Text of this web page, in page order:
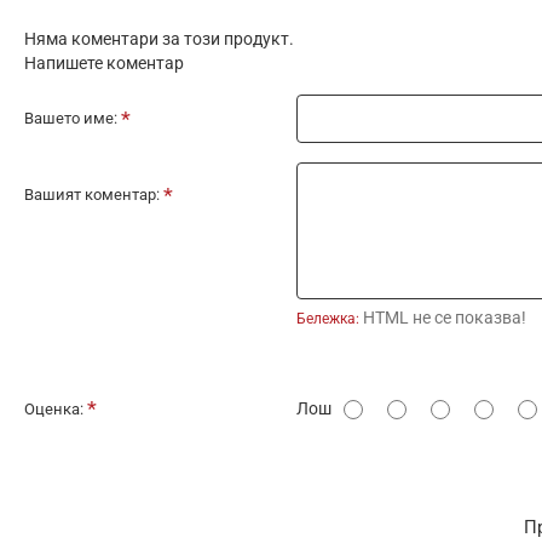
Няма коментари за този продукт.
Напишете коментар
Вашето име:
Вашият коментар:
Бележка: HTML не се показва!
О
Оценка: Лош